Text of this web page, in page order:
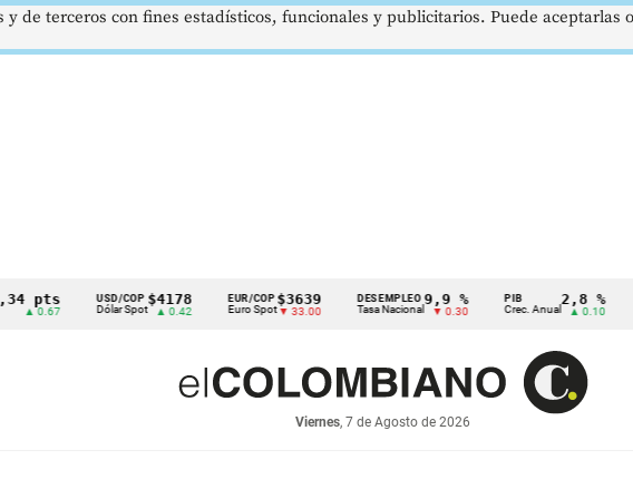
USD/COP
Dólar Spot
$4178
▲ 0.42
EUR/COP
Euro Spot
$3639
▼ 33.00
DESEMPLEO
Tasa Nacional
9,9 %
▼ 0.30
PIB
Crec. Anual
2,8 %
▲ 0.10
TRM
Tasa
Viernes, 7 de Agosto de 2026
y de terceros con fines estadísticos, funcionales y publicitarios. Puede aceptarlas